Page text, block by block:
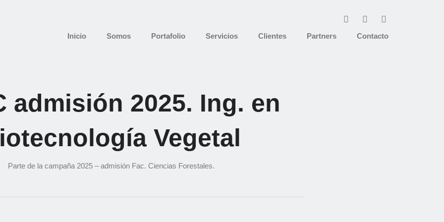
Inicio Somos Portafolio Servicios Clientes Partners Contacto
admisión 2025. Ing. en
Vegetal
Parte de la campaña 2025 – admisión Fac. Ciencias Forestales.